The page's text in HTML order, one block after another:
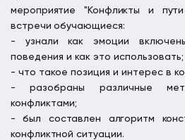
мероприятие "Конфликты и
встречи обучающиеся:
- узнали как эмоции
поведения и как это использовать;
- что такое позиция и интерес в
- разобраны различные
конфликтами;
- был составлен алгоритм
конфликтной ситуации.